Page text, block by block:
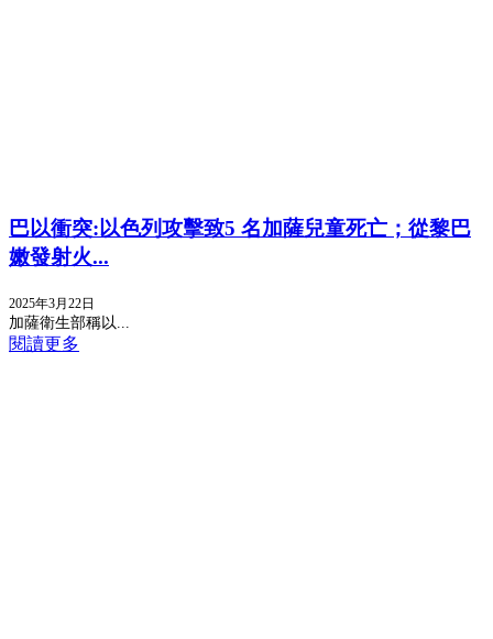
巴以衝突:以色列攻擊致5 名加薩兒童死亡；從黎巴
嫩發射火...
2025年3月22日
加薩衛生部稱以...
閱讀更多